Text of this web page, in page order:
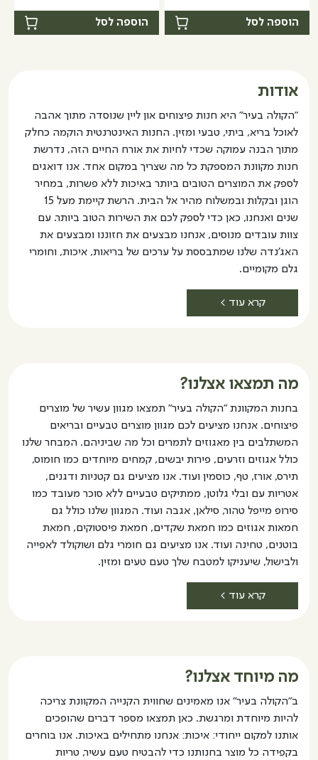
מארז
חטיפי
שוקולד
בננה
ושקדים
-20
יחדות
הוספה לסל
מארז
חטיפי
חמאת
בוטנים-
20
יחידות
הוספה לסל
אודות
"הקולה בעיר" היא חנות פיצוחים און ליין שנוסדה מתוך אהבה
לאוכל בריא, ביתי, טבעי ומזין. החנות האינטרנטית הוקמה כחלק
מתוך הבנה עמוקה שכדי לחיות את אורח החיים הזה, נדרשת
חנות מקוונת המספקת כל מה שצריך במקום אחד. אנו דואגים
לספק את המוצרים הטובים ביותר באיכות ללא פשרות, במחיר
הוגן ובקלות ובמשלוח מהיר אל הבית. הרשת קיימת מעל 15
שנים ואנחנו, כאן כדי לספק לכם את השירות הטוב ביותר. עם
צוות עובדים מנוסים, אנחנו מבצעים את חזוננו ומבצעים את
האג'נדה שלנו שמתבססת על ערכים של בריאות, איכות, וחומרי
גלם מקומיים.
קרא עוד >
מה תמצאו אצלנו?
בחנות המקוונת "הקולה בעיר" תמצאו מגוון עשיר של מוצרים
פיצוחים. אנחנו מציעים לכם מגוון מוצרים טבעיים ובריאים
המשתלבים בין מאגוזים לתמרים וכל מה שביניהם. המבחר שלנו
כולל אגוזים וזרעים, פירות יבשים, קמחים מיוחדים כמו חומוס,
תירס, אורז, טף, כוסמין ועוד. אנו מציעים גם קטניות ודגנים,
אטריות עם ובלי גלוטן, ממתיקים טבעיים ללא סוכר מעובד כמו
סירופ מייפל טהור, סילאן, אגבה ועוד. המגוון שלנו כולל גם
חמאות אגוזים כמו חמאת שקדים, חמאת פיסטוקים, חמאת
בוטנים, טחינה ועוד. אנו מציעים גם חומרי גלם ושוקולד לאפייה
ולבישול, שיעניקו למטבח שלך טעם טעים ומזין.
קרא עוד >
מה מיוחד אצלנו?
ב"הקולה בעיר" אנו מאמינים שחווית הקנייה המקוונת צריכה
להיות מיוחדת ומרגשת. כאן תמצאו מספר דברים שהופכים
אותנו למקום ייחודי: איכות: אנחנו מתחילים באיכות. אנו בוחרים
בקפידה כל מוצר בחנותנו כדי להבטיח טעם עשיר, טריות